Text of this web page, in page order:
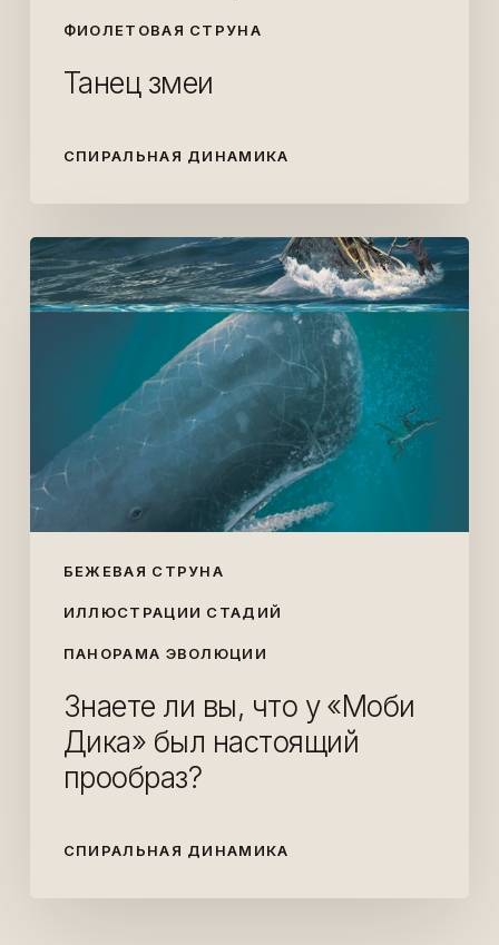
ФИОЛЕТОВАЯ СТРУНА
Танец змеи
СПИРАЛЬНАЯ ДИНАМИКА
БЕЖЕВАЯ СТРУНА
ИЛЛЮСТРАЦИИ СТАДИЙ
ПАНОРАМА ЭВОЛЮЦИИ
Знаете
ли
вы,
Дика»
был
настоящий
прообраз?
Знаете ли вы, что у «Моби
Дика» был настоящий
прообраз?
СПИРАЛЬНАЯ ДИНАМИКА